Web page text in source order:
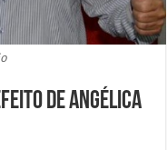
de Angélica